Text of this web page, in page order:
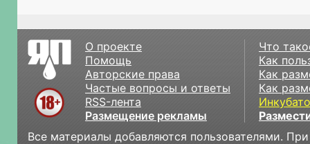
О проекте
Помощь
Авторские права
Частые вопросы и ответы
RSS-лента
Размещение рекламы
Что
Как
Как
Как
Все материалы добавляются пользователями.